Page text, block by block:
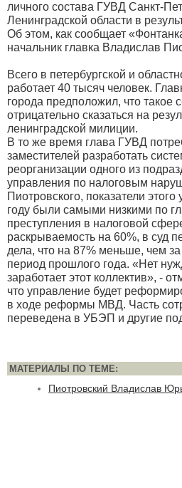
личного состава ГУВД Санкт-
Ленинградской области в
Об этом, как сообщает
начальник главка Владислав
Всего в петербургской и
работает 40 тысяч человек.
города предположил, что такое
отрицательно сказаться на
ленинградской милиции.
В то же время глава ГУВД
заместителей разработать
реорганизации одного из
управления по налоговым
Пиотровского, показатели
году были самыми низкими по
преступления в налоговой
раскрываемость на 60%, в суд
дела, что на 87% меньше, чем
период прошлого года. «Нет
заработает этот коллектив», -
что управление будет
в ходе реформы МВД. Часть
переведена в УБЭП и другие
МАТЕРИАЛЫ ПО ТЕМЕ:
Пиотровский Владислав